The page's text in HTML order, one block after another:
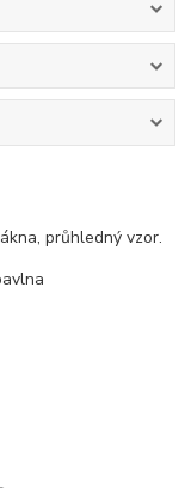
průhledný vzor.